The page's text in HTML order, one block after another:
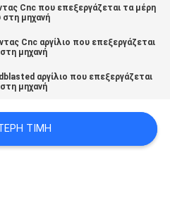
Cnc που επεξεργάζεται τα μέρη
στη μηχανή
Cnc αργίλιο που επεξεργάζεται
μηχανή
αργίλιο που επεξεργάζεται
μηχανή
ΤΙΜΉ